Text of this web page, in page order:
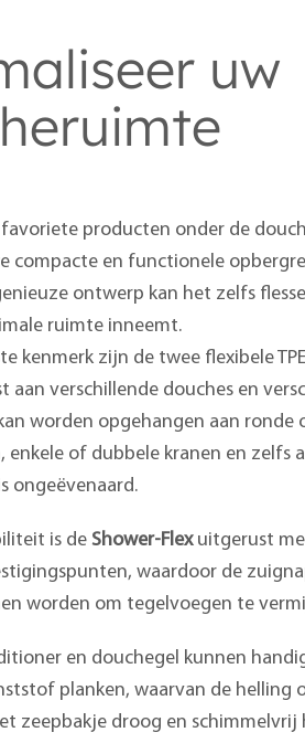
uw
favoriete producten onder de
compacte en functionele
ontwerp kan het zelfs
ruimte inneemt.
kenmerk zijn de twee flexibele
aan verschillende douches en
worden opgehangen aan ronde
enkele of dubbele kranen en zelfs
ongeëvenaard.
is de Shower-Flexuitgerust
waardoor de
worden om tegelvoegen te
en douchegel kunnen
planken, waarvan de helling
zeepbakje droog en schimmelvrij